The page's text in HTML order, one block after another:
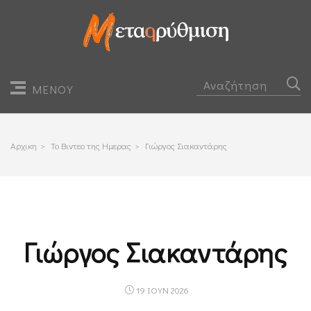
ΜΕΝΟΥ
Αρχικη > Το Βιντεο της Ημερας > Γιώργος Σιακαντάρης
Γιώργος Σιακαντάρης
19 ΙΟΥΝ 2026